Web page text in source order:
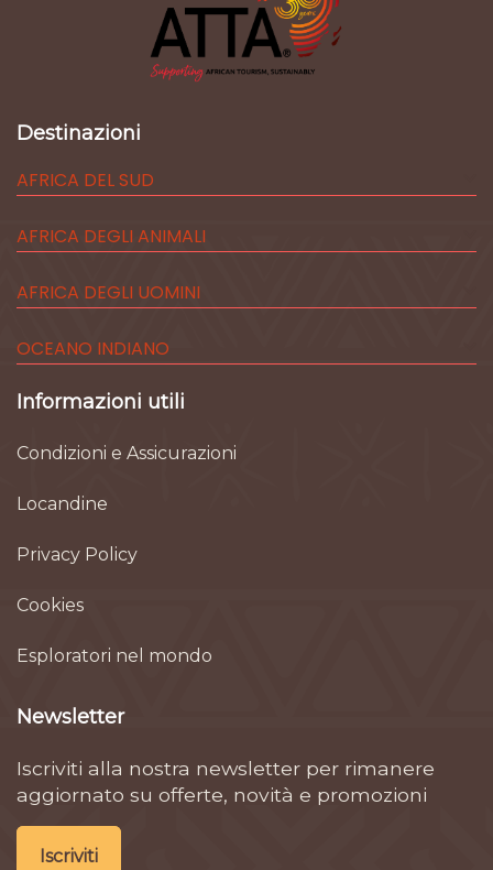
Destinazioni
AFRICA DEL SUD
AFRICA DEGLI ANIMALI
AFRICA DEGLI UOMINI
OCEANO INDIANO
Informazioni utili
Condizioni e Assicurazioni
Locandine
Privacy Policy
Cookies
Esploratori nel mondo
Newsletter
Iscriviti alla nostra newsletter per rimanere
aggiornato su offerte, novità e promozioni
Iscriviti